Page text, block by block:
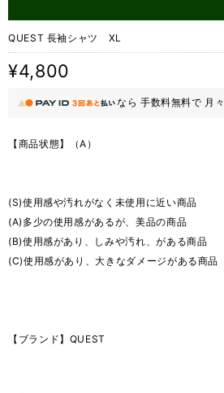
QUEST 長袖シャツ XL
¥4,800
なら 手数料無料で 月々
【商品状態】（A）
(S)使用感や汚れがなく未使用に近い商品
(A)多少の使用感があるが、美品の商品
(B)使用感があり、しみや汚れ、がある商品
(C)使用感があり、大きなダメージがある商品
【ブランド】QUEST